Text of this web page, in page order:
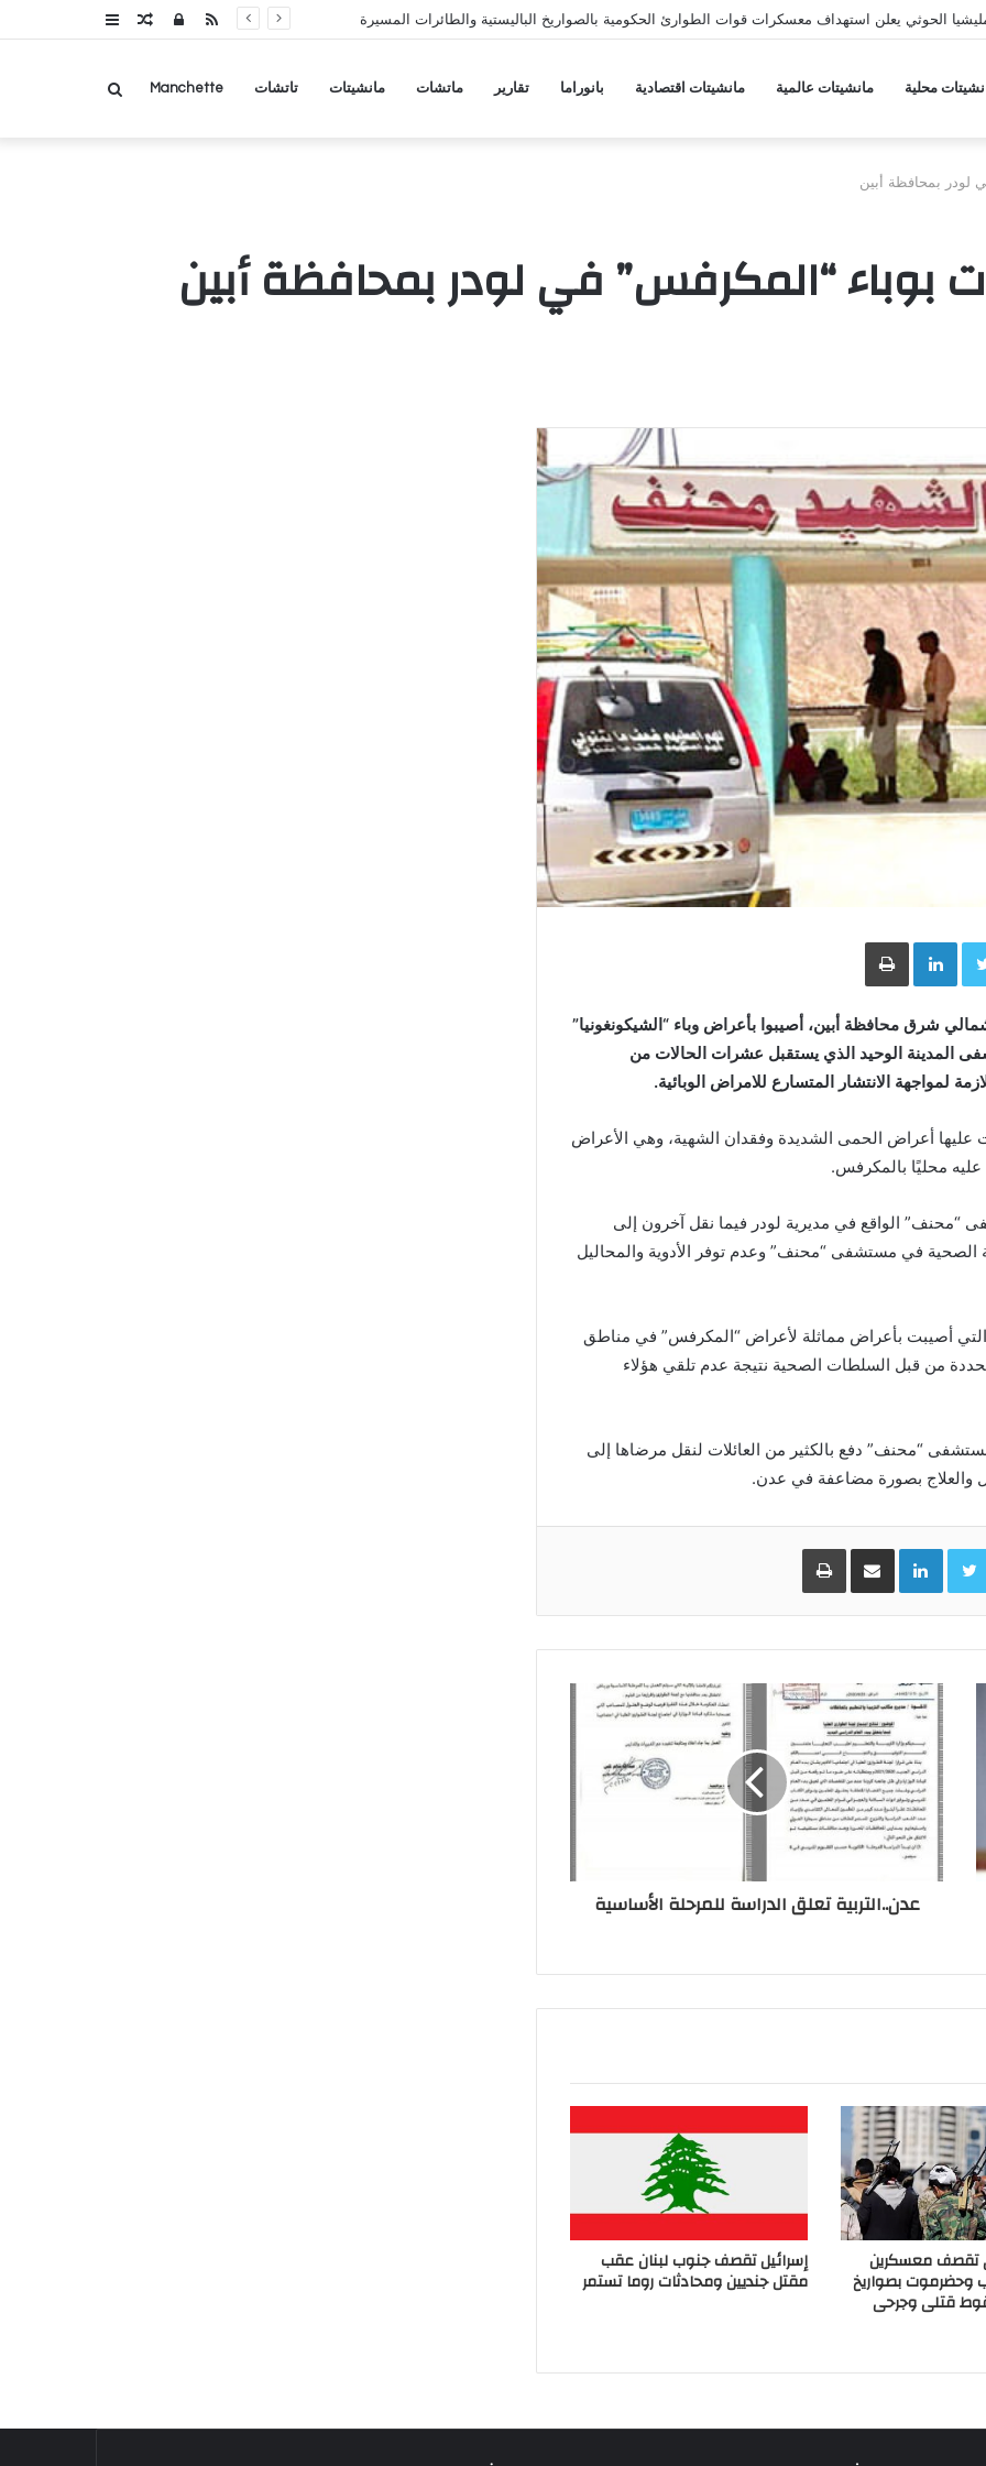
الحوثي يعلن استهداف معسكرات قوات الطوارئ الحكومية بالصواريخ الباليستية والطائرات المسيرة عمودمقالتسجيلRSS
محلية مانشيتات عالمية مانشيتات اقتصادية بانوراما تقارير ماتشات مانشيتات تاتشات Manchette بحث
لودر بمحافظة أبين
بوباء “المكرفس” في لودر بمحافظة أبين
Twitter
LinkedInطباعة
شرق محافظة أبين، أصيبوا بأعراض وباء “الشيكونغونيا”
المدينة الوحيد الذي يستقبل عشرات الحالات من
لمواجهة الانتشار المتسارع للامراض الوبائية.
إن ما لا يقل عن 10 حالات ظهرت عليها أعراض الحمى الشديدة وفقدان الشهية، وهي الأعراض
عليه محليًا بالمكرفس.
الواقع في مديرية لودر فيما نقل آخرون إلى
الصحية في مستشفى “محنف” وعدم توفر الأدوية والمحاليل
أصيبت بأعراض مماثلة لأعراض “المكرفس” في مناطق
من قبل السلطات الصحية نتيجة عدم تلقي هؤلاء
“محنف” دفع بالكثير من العائلات لنقل مرضاها إلى
والعلاج بصورة مضاعفة في عدن.
Twitter
LinkedInمشاركة عبر البريد طباعة
عدن..التربية تعلق الدراسة للمرحلة الأساسية
تقصف معسكرين
وحضرموت بصواريخ
قتلى وجرحى
إسرائيل تقصف جنوب لبنان عقب
مقتل جنديين ومحادثات روما تستمر